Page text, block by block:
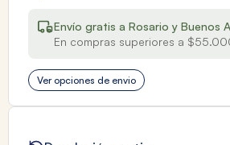
Envío gratis a Rosario y Buenos
En compras superiores a
Ver opciones de envio